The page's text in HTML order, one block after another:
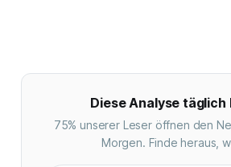
Diese Analyse täglich
75% unserer Leser öffnen den
Morgen. Finde heraus,